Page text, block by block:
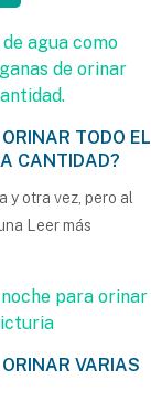
TODO EL
CANTIDAD?
y otra vez, pero al
Leer más
VARIAS